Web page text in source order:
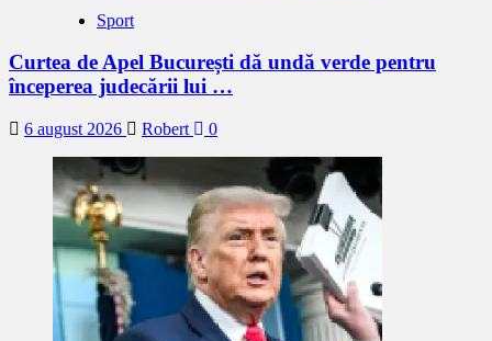
Sport
Curtea de Apel București dă undă verde pentru
începerea judecării lui …
6 august 2026 Robert 0